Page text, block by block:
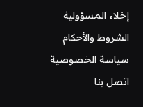
إخلاء المسؤولية
الشروط والأحكام
سياسة الخصوصية
اتصل بنا